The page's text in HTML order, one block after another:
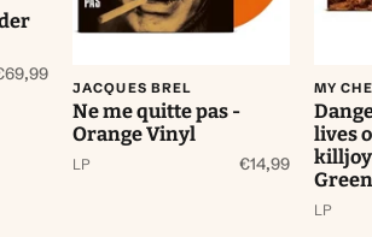
JACQUES BREL
Ne me quitte pas -
Orange Vinyl
LP €14,99
MY
lives
LP